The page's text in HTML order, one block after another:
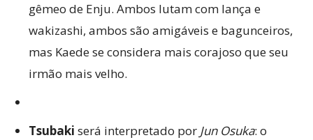
gêmeo de Enju. Ambos lutam com lança e
wakizashi, ambos são amigáveis e bagunceiros,
mas Kaede se considera mais corajoso que seu
irmão mais velho.
Tsubaki será interpretado por Jun Osuka: o